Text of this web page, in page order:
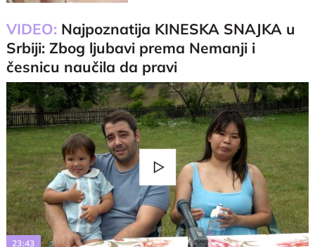
VIDEO: Najpoznatija KINESKA SNAJKA u
Srbiji: Zbog ljubavi prema Nemanji i
česnicu naučila da pravi
Play
Video
23:43